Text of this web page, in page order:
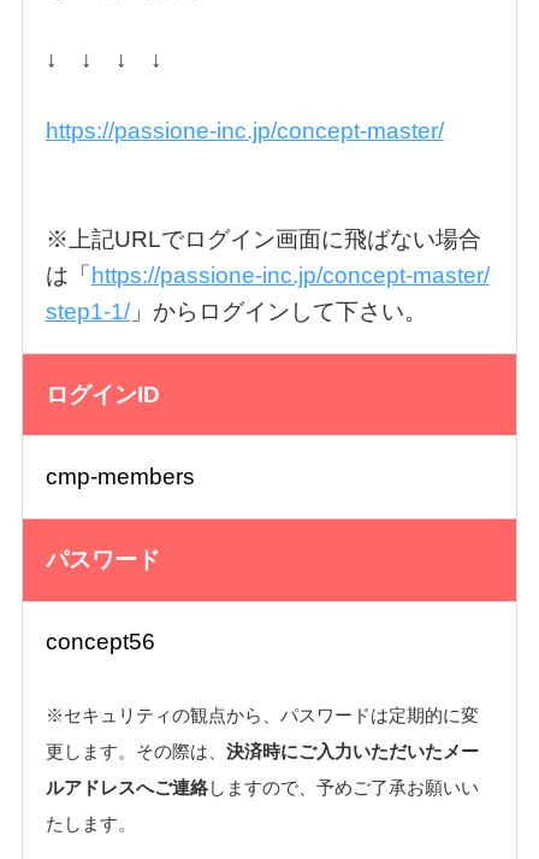
↓ ↓ ↓ ↓
https://passione-inc.jp/concept-master/
※上記URLでログイン画面に飛ばない場合
は「 https://passione-inc.jp/concept-master/
step1-1/」からログインして下さい。
ログインID
cmp-members
パスワード
concept56
※セキュリティの観点から、パスワードは定期的に変
更します。その際は、 決済時にご入力いただいたメー
ルアドレスへご連絡しますので、予めご了承お願いい
たします。